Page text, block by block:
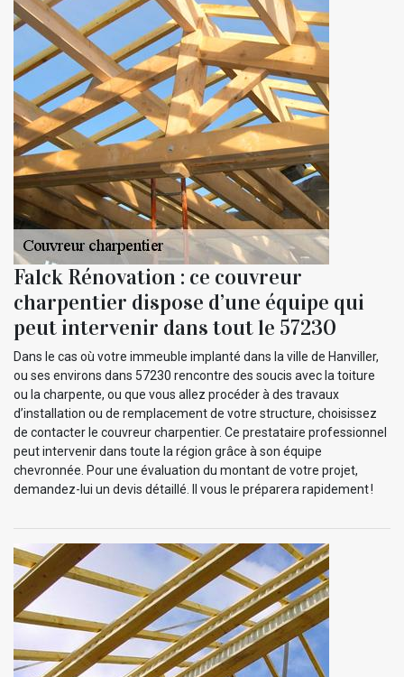
Falck Rénovation : ce couvreur
charpentier dispose d’une équipe qui
peut intervenir dans tout le 57230
Dans le cas où votre immeuble implanté dans la ville de Hanviller,
ou ses environs dans 57230 rencontre des soucis avec la toiture
ou la charpente, ou que vous allez procéder à des travaux
d’installation ou de remplacement de votre structure, choisissez
de contacter le couvreur charpentier. Ce prestataire professionnel
peut intervenir dans toute la région grâce à son équipe
chevronnée. Pour une évaluation du montant de votre projet,
demandez-lui un devis détaillé. Il vous le préparera rapidement !